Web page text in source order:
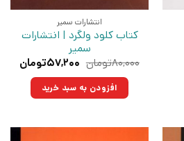
انتشارات سمیر
کتاب کلود ولگرد | انتشارات
سمیر
۸۰,۰۰۰تومان قیمت
۸۰,۰۰۰تومان
بود.
۵۷,۲۰۰تومان
افزودن به سبد خرید